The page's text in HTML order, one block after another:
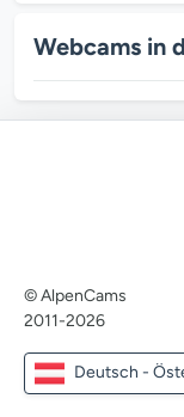
Webcams in
© AlpenCams
2011-2026
Deutsch -